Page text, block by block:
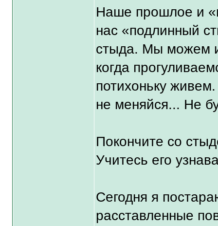
Наше прошлое и
нас «подлинный
стыда. Мы можем
когда
потихоньку
не меняйся... Не
Покончите со
Учитесь его
Сегодня я
расставленные